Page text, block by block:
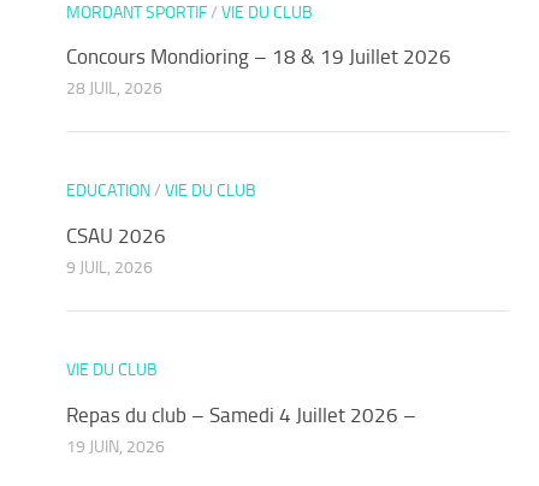
MORDANT SPORTIF/ VIE DU CLUB
Concours Mondioring – 18 & 19 Juillet 2026
28 JUIL, 2026
EDUCATION/ VIE DU CLUB
CSAU 2026
9 JUIL, 2026
VIE DU CLUB
Repas du club – Samedi 4 Juillet 2026 –
19 JUIN, 2026